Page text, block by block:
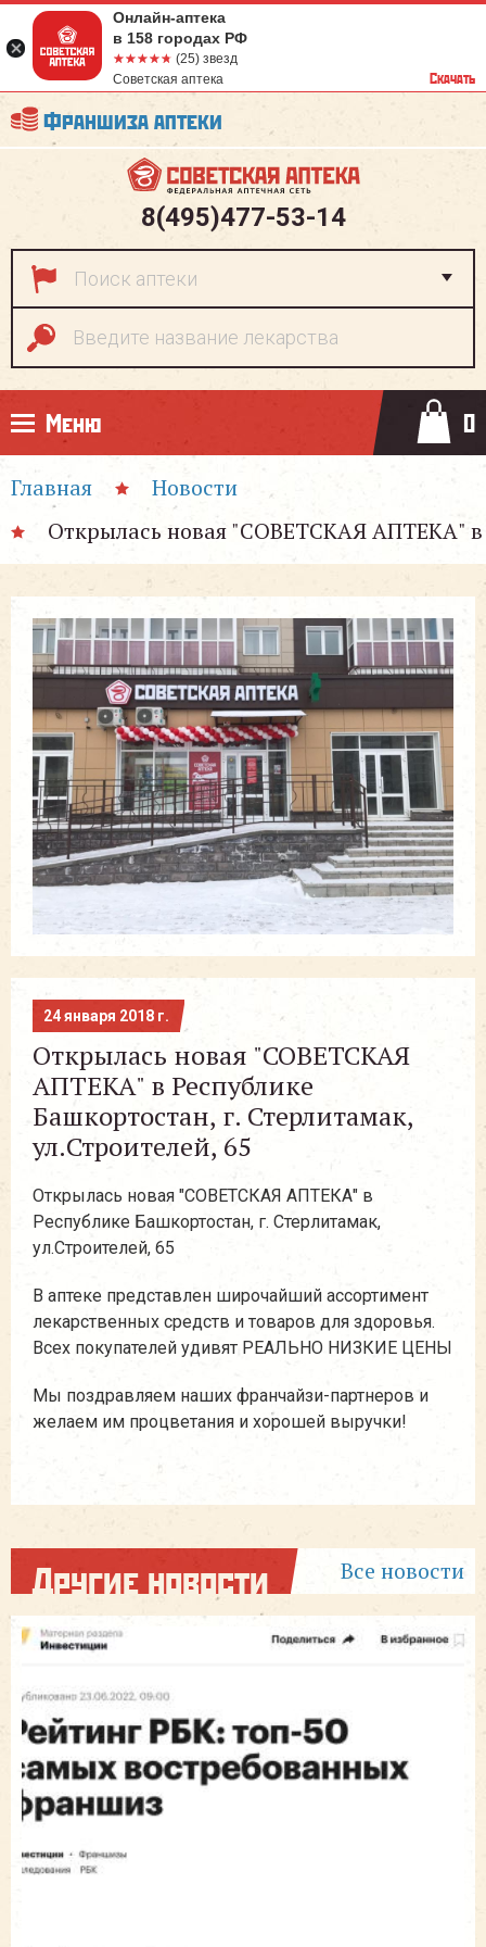
Франшиза аптеки
8(495)477-53-14
Меню 0
Главная
Новости
Открылась новая "СОВЕТСКАЯ АПТЕКА" в
24 января 2018 г.
Открылась новая "СОВЕТСКАЯ
АПТЕКА" в Республике
Башкортостан, г. Стерлитамак,
ул.Строителей, 65
Открылась новая "СОВЕТСКАЯ АПТЕКА" в
Республике Башкортостан, г. Стерлитамак,
ул.Строителей, 65
В аптеке представлен широчайший ассортимент
лекарственных средств и товаров для здоровья.
Всех покупателей удивят РЕАЛЬНО НИЗКИЕ ЦЕНЫ
Мы поздравляем наших франчайзи-партнеров и
желаем им процветания и хорошей выручки!
Другие новости Все новости
Онлайн-аптека
в 158 городах РФ
☆☆☆☆☆
★★★★★ (25) звезд
Советская аптека
Скачать